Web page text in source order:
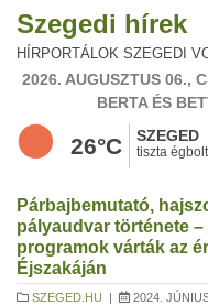
Szegedi hírek
HÍRPORTÁLOK SZEGEDI
2026. AUGUSZTUS 06.,
BERTA ÉS
26°C SZEGED
tiszta égbolt
Párbajbemutató,
pályaudvar története
programok várták az
Éjszakáján
SZEGED.HU | 2024.